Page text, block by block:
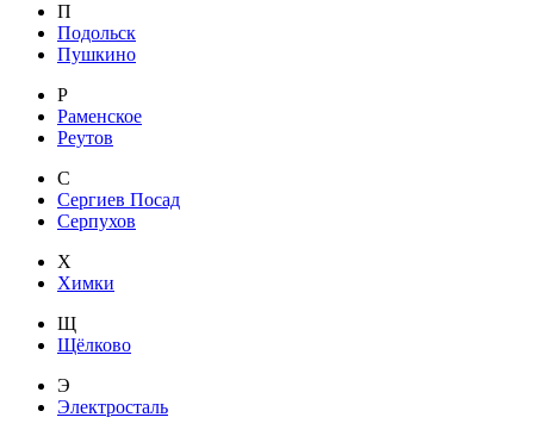
П
Подольск
Пушкино
Р
Раменское
Реутов
С
Сергиев Посад
Серпухов
Х
Химки
Щ
Щёлково
Э
Электросталь